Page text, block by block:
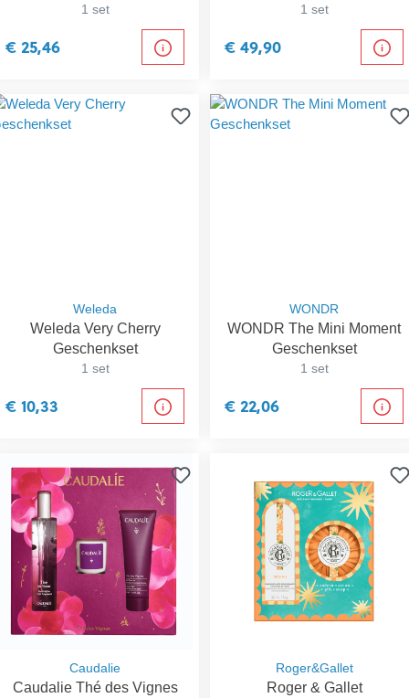
Geschenkset
1 set
€ 25,46
1 set
€ 49,90
Weleda
Weleda Very Cherry
Geschenkset
1 set
€ 10,33
WONDR
WONDR The Mini Moment
Geschenkset
1 set
€ 22,06
Caudalie
Caudalie Thé des Vignes
Roger&Gallet
Roger & Gallet